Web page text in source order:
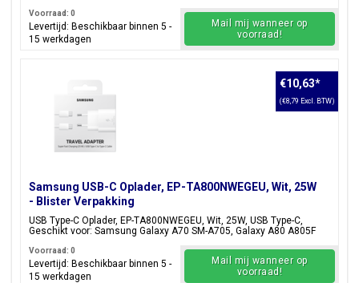
Voorraad: 0
Levertijd: Beschikbaar binnen 5 -
15 werkdagen
Mail mij wanneer op
voorraad!
Samsung USB-C Oplader, EP-TA800NWEGEU, Wit, 25W
- Blister Verpakking
USB Type-C Oplader, EP-TA800NWEGEU, Wit, 25W, USB Type-C,
Geschikt voor: Samsung Galaxy A70 SM-A705, Galaxy A80 A805F
€10,63*
(€8,79 Excl. BTW)
Voorraad: 0
Levertijd: Beschikbaar binnen 5 -
15 werkdagen
Mail mij wanneer op
voorraad!